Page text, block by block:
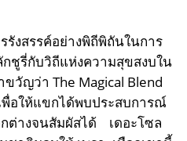
รังสรรค์อย่างพิถีพิถันในการ
ชูรี่กับวิถีแห่งความสุขสงบใน
วัญว่า The Magical Blend
พื่อให้แขกได้พบประสบการณ์
ต่างจนสัมผัสได้ เดอะโซล